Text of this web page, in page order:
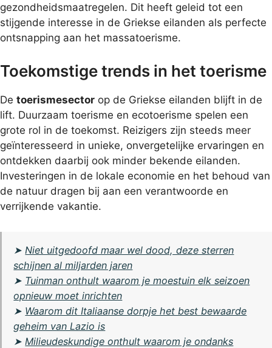
gezondheidsmaatregelen. Dit heeft geleid tot een
stijgende interesse in de Griekse eilanden als perfecte
ontsnapping aan het massatoerisme.
Toekomstige trends in het toerisme
De toerismesector op de Griekse eilanden blijft in de
lift. Duurzaam toerisme en ecotoerisme spelen een
grote rol in de toekomst. Reizigers zijn steeds meer
geïnteresseerd in unieke, onvergetelijke ervaringen en
ontdekken daarbij ook minder bekende eilanden.
Investeringen in de lokale economie en het behoud van
de natuur dragen bij aan een verantwoorde en
verrijkende vakantie.
➤ Niet uitgedoofd maar wel dood, deze sterren
schijnen al miljarden jaren
➤ Tuinman onthult waarom je moestuin elk seizoen
opnieuw moet inrichten
➤ Waarom dit Italiaanse dorpje het best bewaarde
geheim van Lazio is
➤ Milieudeskundige onthult waarom je ondanks